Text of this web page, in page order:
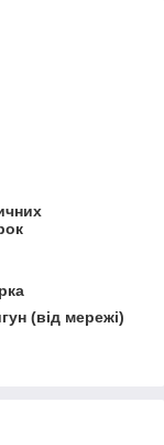
(від мережі)